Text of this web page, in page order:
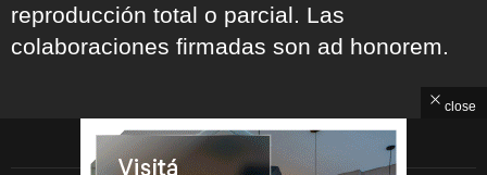
reproducción total o parcial. Las
colaboraciones firmadas son ad honorem.
ARCHIVOS
close